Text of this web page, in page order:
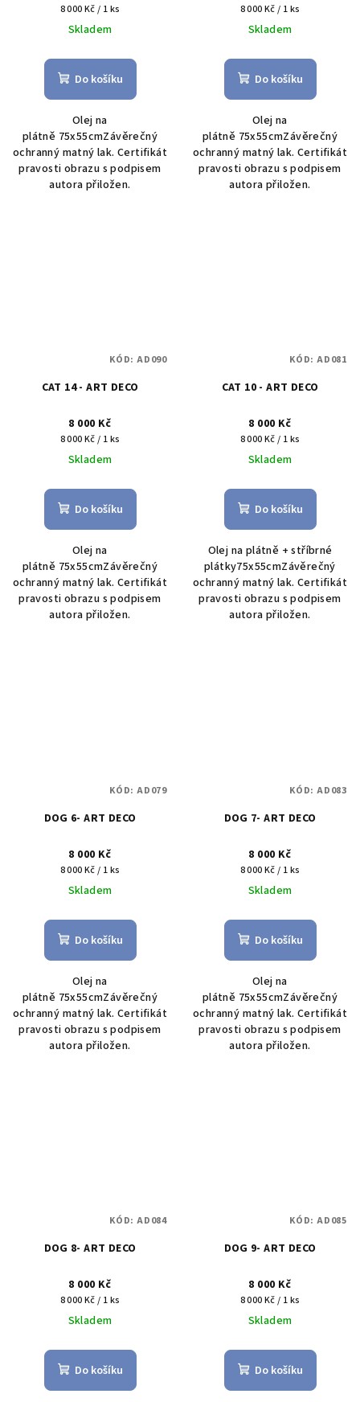
Měrná
cena:
8 000 Kč / 1 ks
Skladem
Do košíku
Olej na
plátně 75x55cmZávěrečný
ochranný matný lak. Certifikát
pravosti obrazu s podpisem
autora přiložen.
Měrná
cena:
8 000 Kč / 1 ks
Skladem
Do košíku
Olej na
plátně 75x55cmZávěrečný
ochranný matný lak. Certifikát
pravosti obrazu s podpisem
autora přiložen.
CAT 14 - ART DECO
8 000 Kč
Měrná
cena:
8 000 Kč / 1 ks
Skladem
Do košíku
Olej na
plátně 75x55cmZávěrečný
ochranný matný lak. Certifikát
pravosti obrazu s podpisem
autora přiložen.
KÓD: AD090
CAT 10 - ART DECO
8 000 Kč
Měrná
cena:
8 000 Kč / 1 ks
Skladem
Do košíku
Olej na plátně + stříbrné
plátky75x55cmZávěrečný
ochranný matný lak. Certifikát
pravosti obrazu s podpisem
autora přiložen.
KÓD: AD081
DOG 6- ART DECO
8 000 Kč
Měrná
cena:
8 000 Kč / 1 ks
Skladem
Do košíku
Olej na
plátně 75x55cmZávěrečný
ochranný matný lak. Certifikát
pravosti obrazu s podpisem
autora přiložen.
KÓD: AD079
DOG 7- ART DECO
8 000 Kč
Měrná
cena:
8 000 Kč / 1 ks
Skladem
Do košíku
Olej na
plátně 75x55cmZávěrečný
ochranný matný lak. Certifikát
pravosti obrazu s podpisem
autora přiložen.
KÓD: AD083
DOG 8- ART DECO
8 000 Kč
Měrná
cena:
8 000 Kč / 1 ks
Skladem
Do košíku
KÓD: AD084
DOG 9- ART DECO
8 000 Kč
Měrná
cena:
8 000 Kč / 1 ks
Skladem
Do košíku
KÓD: AD085